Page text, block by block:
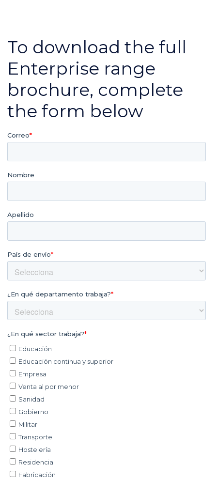
To download the full
Enterprise range
brochure, complete
the form below